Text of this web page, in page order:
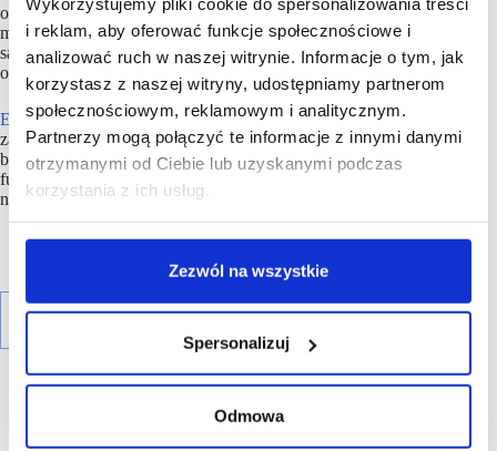
i reklam, aby oferować funkcje społecznościowe i
analizować ruch w naszej witrynie. Informacje o tym, jak
korzystasz z naszej witryny, udostępniamy partnerom
społecznościowym, reklamowym i analitycznym.
Partnerzy mogą połączyć te informacje z innymi danymi
otrzymanymi od Ciebie lub uzyskanymi podczas
korzystania z ich usług.
Zezwól na wszystkie
Spersonalizuj
Odmowa
około 2,9 miliardów euro i powierzchni najmu wynoszącej 1,2
miliona metrów kwadratowych. Nieruchomości
są zlokalizowane w najbardziej atrakcyjnych polskich miastach
o największym popycie konsumenckim i potencjale wzrostu.
EPPdąży do dostarczenia najemcom atrakcyjnej i innowacyjnie
zarządzanej powierzchni, wspierając w ten sposób rozwój ich
biznesu. Należy do Redefine Properties, drugiego największego
funduszu inwestującego w nieruchomości (REIT) notowanego
na giełdzie w Johannesburgu (JSE).